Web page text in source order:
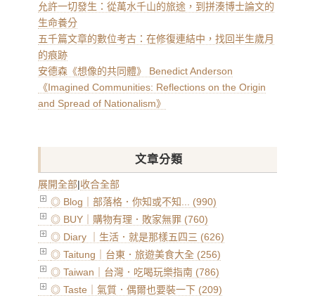
允許一切發生：從萬水千山的旅途，到拼湊博士論文的
生命養分
五千篇文章的數位考古：在修復連結中，找回半生歲月
的痕跡
安德森《想像的共同體》 Benedict Anderson
《Imagined Communities: Reflections on the Origin
and Spread of Nationalism》
文章分類
展開全部|收合全部
◎ Blog｜部落格．你知或不知... (990)
◎ BUY｜購物有理．敗家無罪 (760)
◎ Diary ｜生活．就是那樣五四三 (626)
◎ Taitung｜台東．旅遊美食大全 (256)
◎ Taiwan｜台灣．吃喝玩樂指南 (786)
◎ Taste｜氣質．偶爾也要裝一下 (209)